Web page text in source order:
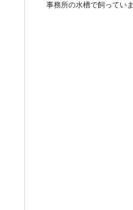
事務所の水槽で飼っていま